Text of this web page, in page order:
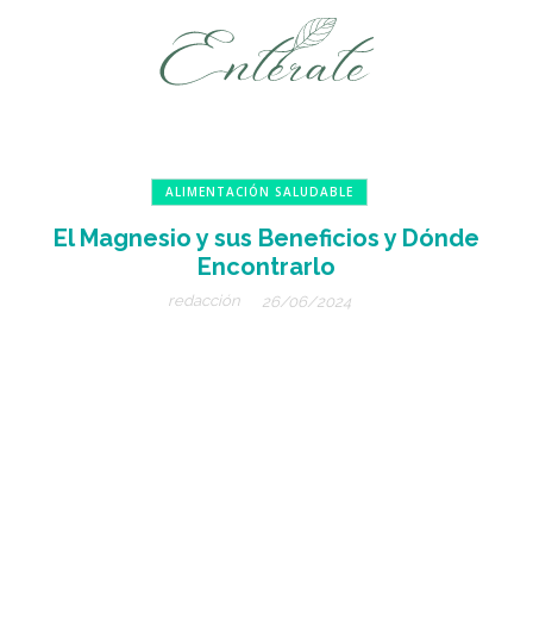
ALIMENTACIÓN SALUDABLE
El Magnesio y sus Beneficios y Dónde
Encontrarlo
redacción 26/06/2024